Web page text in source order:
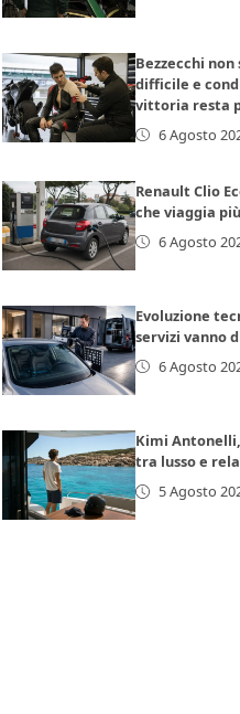
Bezzecchi non
difficile e
vittoria resta
6 Agosto
Renault Clio
che viaggia
6 Agosto
Evoluzione
servizi vanno
6 Agosto
Kimi
tra lusso e
5 Agosto